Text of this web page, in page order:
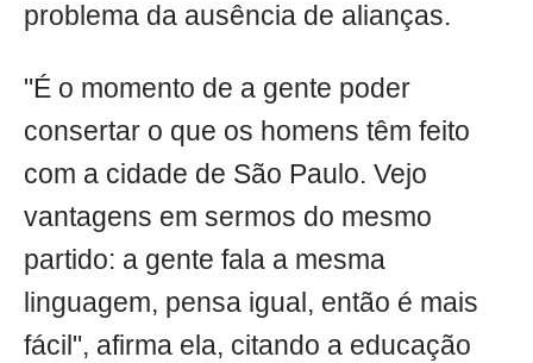
problema da ausência de alianças.
"É o momento de a gente poder
consertar o que os homens têm feito
com a cidade de São Paulo. Vejo
vantagens em sermos do mesmo
partido: a gente fala a mesma
linguagem, pensa igual, então é mais
fácil", afirma ela, citando a educação